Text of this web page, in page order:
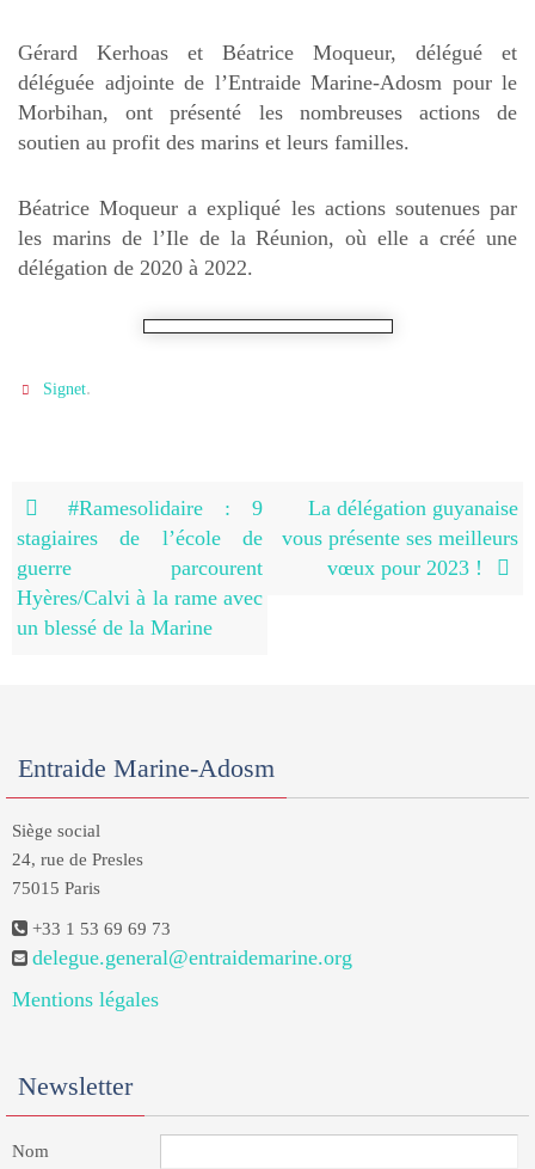
Gérard Kerhoas et Béatrice Moqueur, délégué et
déléguée adjointe de l’Entraide Marine-Adosm pour le
Morbihan, ont présenté les nombreuses actions de
soutien au profit des marins et leurs familles.
Béatrice Moqueur a expliqué les actions soutenues par
les marins de l’Ile de la Réunion, où elle a créé une
délégation de 2020 à 2022.
Signet.
#Ramesolidaire : 9
stagiaires de l’école de
guerre parcourent
Hyères/Calvi à la rame avec
un blessé de la Marine
La délégation guyanaise
vous présente ses meilleurs
vœux pour 2023 !
Entraide Marine-Adosm
Siège social
24, rue de Presles
75015 Paris
+33 1 53 69 69 73
delegue.general@entraidemarine.org
Mentions légales
Newsletter
Nom